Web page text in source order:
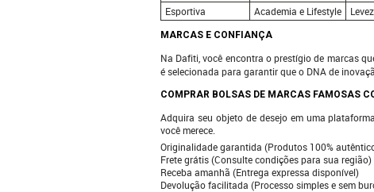
Esportiva
Academia e Lifestyle
MARCAS E CONFIANÇA
Na Dafiti, você encontra o prestígio de marcas
é selecionada para garantir que o DNA de
COMPRAR BOLSAS DE MARCAS FAMOSAS
Adquira seu objeto de desejo em uma
você merece.
Originalidade garantida (Produtos 100%
Frete grátis (Consulte condições para sua região)
Receba amanhã (Entrega expressa disponível)
Devolução facilitada (Processo simples e sem